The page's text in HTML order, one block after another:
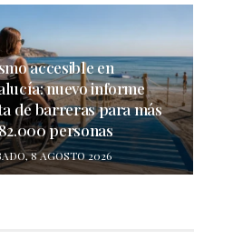
accesible en
nuevo informe
de barreras para más
personas
8 AGOSTO 2026